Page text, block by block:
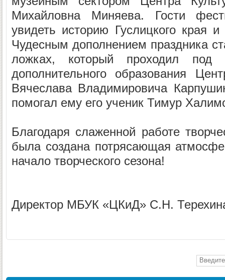
Михайловна Миняева. Гости
увидеть историю Гуслицкого края
Чудесным дополнением праздника
ложках, который проходил под
дополнительного образования
Вячеслава Владимировича
помогал ему его ученик Тимур
Благодаря слаженной работе
была создана потрясающая
начало творческого сезона!
Директор МБУК «ЦКиД» С.Н.